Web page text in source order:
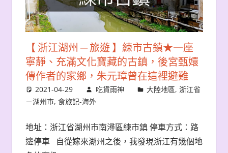
【 浙江湖州 ─ 旅遊 】練市古鎮★一座
寧靜、充滿文化寶藏的古鎮，後宮甄嬛
傳作者的家鄉，朱元璋曾在這裡避難
2021-04-29 吃貨雨神 大陸地區,浙江省
－湖州市, 食旅記-海外
地址：浙江省湖州市南潯區練市鎮 停車方式：路
邊停車 自從嫁來湖州之後，我發現浙江有幾個地